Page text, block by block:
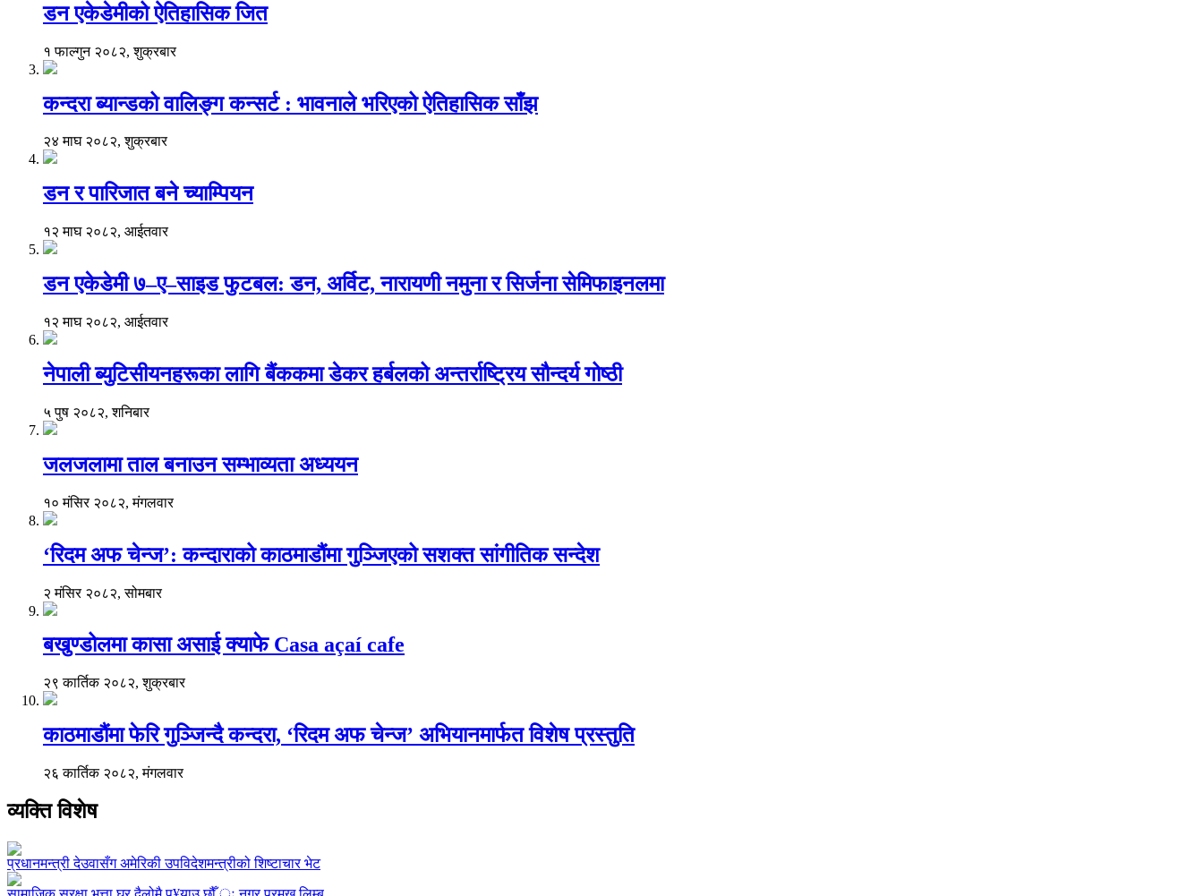
डन एकेडेमीको ऐतिहासिक जित
१ फाल्गुन २०८२, शुक्रबार
कन्दरा ब्यान्डको वालिङ्ग कन्सर्ट : भावनाले भरिएको ऐतिहासिक साँझ
२४ माघ २०८२, शुक्रबार
डन र पारिजात बने च्याम्पियन
१२ माघ २०८२, आईतवार
डन एकेडेमी ७–ए–साइड फुटबल: डन, अर्विट, नारायणी नमुना र सिर्जना सेमिफाइनलमा
१२ माघ २०८२, आईतवार
नेपाली ब्युटिसीयनहरूका लागि बैंककमा डेकर हर्बलको अन्तर्राष्ट्रिय सौन्दर्य गोष्ठी
५ पुष २०८२, शनिबार
जलजलामा ताल बनाउन सम्भाव्यता अध्ययन
१० मंसिर २०८२, मंगलवार
‘रिदम अफ चेन्ज’: कन्दाराको काठमाडौंमा गुञ्जिएको सशक्त सांगीतिक सन्देश
२ मंसिर २०८२, सोमबार
बखुण्डोलमा कासा असाई क्याफे Casa açaí cafe
२९ कार्तिक २०८२, शुक्रबार
काठमाडौंमा फेरि गुञ्जिन्दै कन्दरा, ‘रिदम अफ चेन्ज’ अभियानमार्फत विशेष प्रस्तुति
२६ कार्तिक २०८२, मंगलवार
व्यक्ति विशेष
प्रधानमन्त्री देउवासँग अमेरिकी उपविदेशमन्त्रीको शिष्टाचार भेट